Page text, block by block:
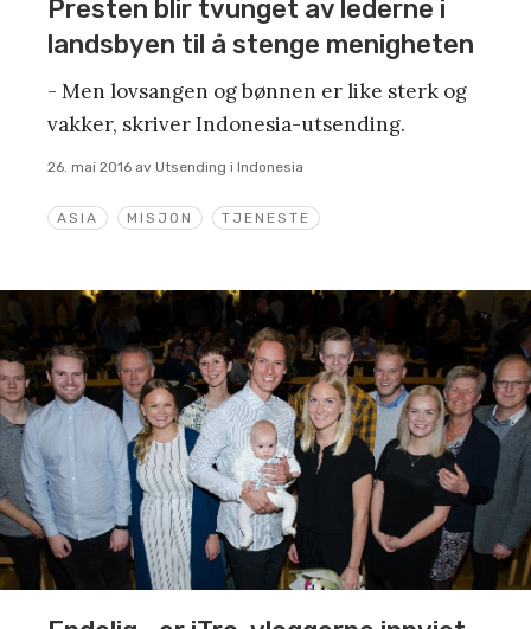
ASIA MISJON TJENESTE
Presten blir tvunget av lederne i
landsbyen til å stenge menigheten
- Men lovsangen og bønnen er like sterk og
vakker, skriver Indonesia-utsending.
26. mai 2016 av Utsending i Indonesia